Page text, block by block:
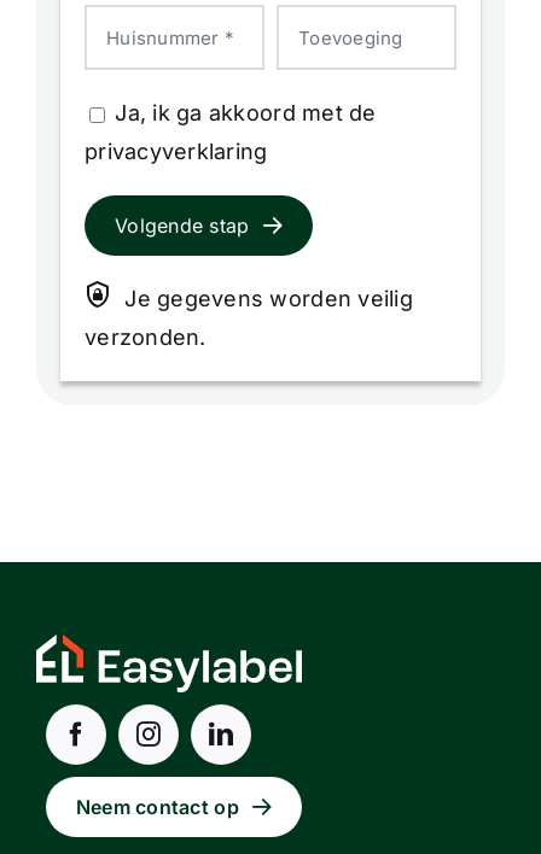
Huisnummer * Toevoeging
Ja, ik ga akkoord met de
privacyverklaring
Volgende stap
Je gegevens worden veilig
verzonden.
Neem contact op